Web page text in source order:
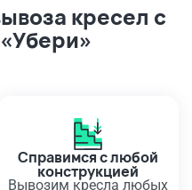
кресел с
Справимся с любой
конструкцией
Вывозим кресла любых